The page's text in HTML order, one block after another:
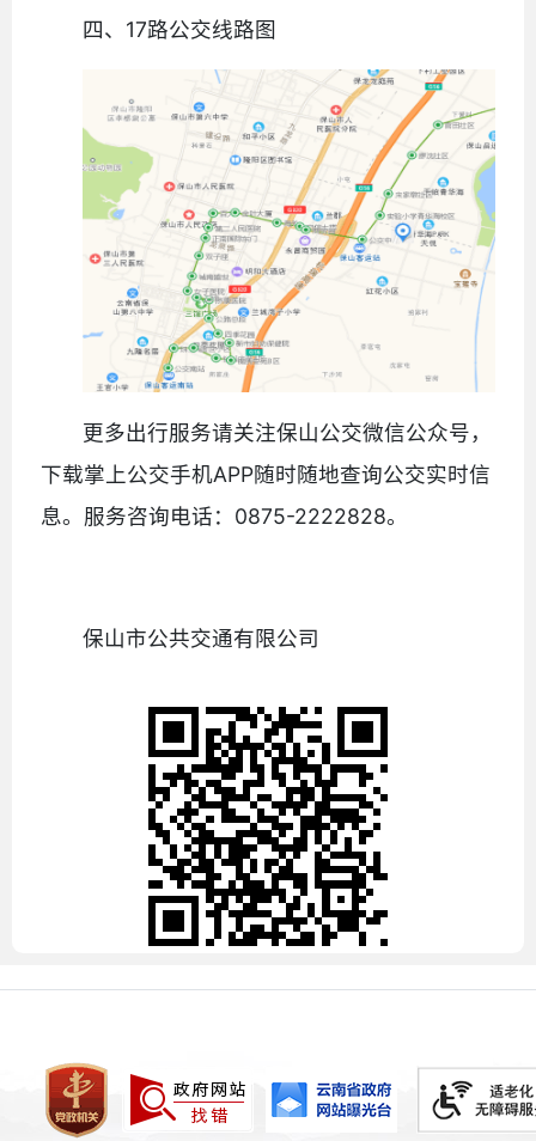
四、17路公交线路图
更多出行服务请关注保山公交微信公众号，
下载掌上公交手机APP随时随地查询公交实时信
息。服务咨询电话：0875-2222828。
保山市公共交通有限公司